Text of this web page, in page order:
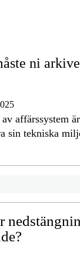
ni
affärssystem
sin tekniska